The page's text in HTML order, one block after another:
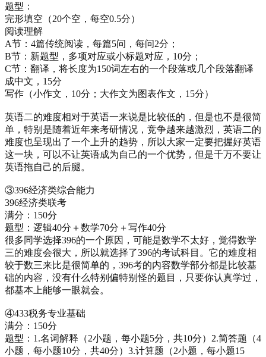
题型：
完形填空（20个空，每空0.5分）
阅读理解
A节：4篇传统阅读，每篇5问，每问2分；
B节：新题型，多项对应或小标题对应，10分；
C节：翻译，将长度为150词左右的一个段落或几个段落翻译
成中文，15分
写作（小作文，10分；大作文为图表作文，15分）
英语二的难度相对于英语一来说是比较低的，但是也不是很简
单，特别是随着近年来考研情况，竞争越来越激烈，英语二的
难度也呈现出了一个上升的趋势，所以大家一定要把握好英语
这一块，可以不让英语成为自己的一个优势，但是千万不要让
英语拖自己的后腿。
③396经济类综合能力
396经济类联考
满分：150分
题型：逻辑40分＋数学70分＋写作40分
很多同学选择396的一个原因，可能是数学不太好，觉得数学
三的难度会很大，所以就选择了396的考试科目。它的难度相
较于数三来比是很简单的，396考的内容数学部分都是比较基
础的内容，没有什么特别偏特别怪的题目，只要你认真学过，
都基本上能够一眼就会。
④433税务专业基础
满分：150分
题型：1.名词解释（2小题，每小题5分，共10分）2.简答题（4
小题，每小题10分，共40分）3.计算题（2小题，每小题15